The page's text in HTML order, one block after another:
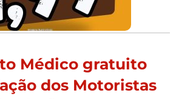
Médico gratuito
dos Motoristas